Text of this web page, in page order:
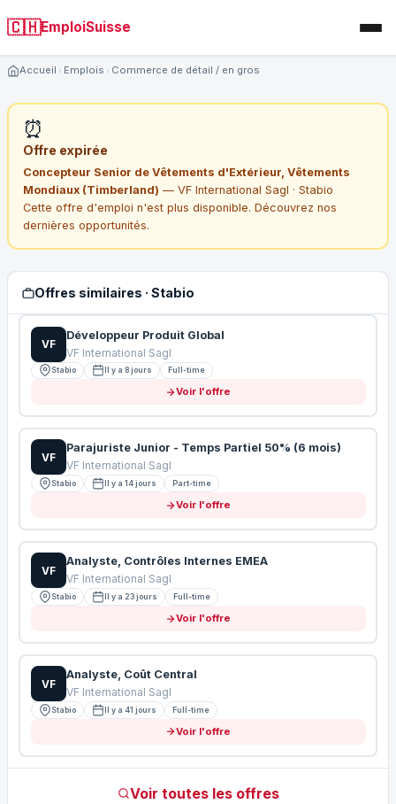
🇨🇭EmploiSuisse
Accueil Emplois Commerce de détail / en gros
⏰
Offre expirée
Concepteur Senior de Vêtements d'Extérieur, Vêtements
Mondiaux (Timberland) — VF International Sagl · Stabio
Cette offre d'emploi n'est plus disponible. Découvrez nos
dernières opportunités.
Offres similaires · Stabio
VF
Développeur Produit Global
VF International Sagl
Stabio Il y a 8 jours Full-time
Voir l'offre
VF
Parajuriste Junior - Temps Partiel 50% (6 mois)
VF International Sagl
Stabio Il y a 14 jours Part-time
Voir l'offre
VF
Analyste, Contrôles Internes EMEA
VF International Sagl
Stabio Il y a 23 jours Full-time
Voir l'offre
VF
Analyste, Coût Central
VF International Sagl
Stabio Il y a 41 jours Full-time
Voir l'offre
Voir toutes les offres